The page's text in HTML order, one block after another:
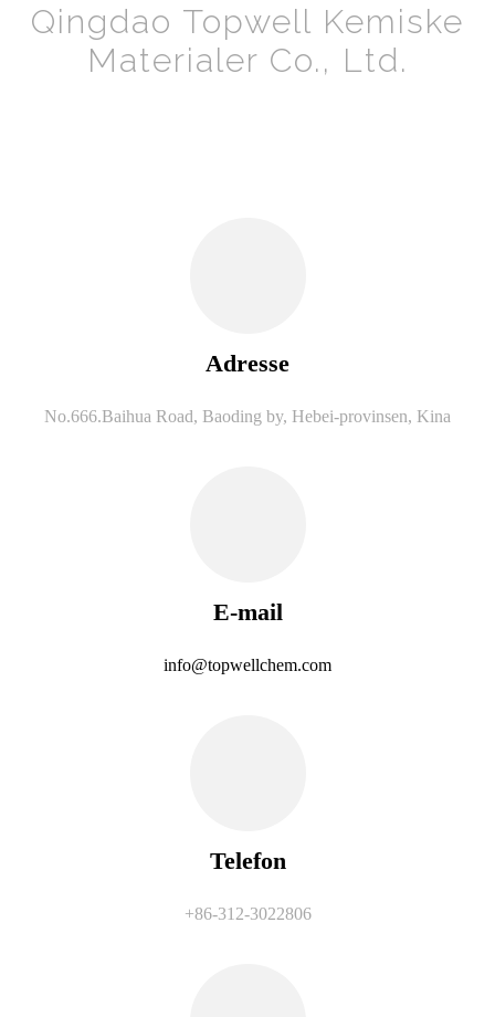
Qingdao Topwell Kemiske
Materialer Co., Ltd.
Adresse
No.666.Baihua Road, Baoding by, Hebei-provinsen, Kina
E-mail
info@topwellchem.com
Telefon
+86-312-3022806